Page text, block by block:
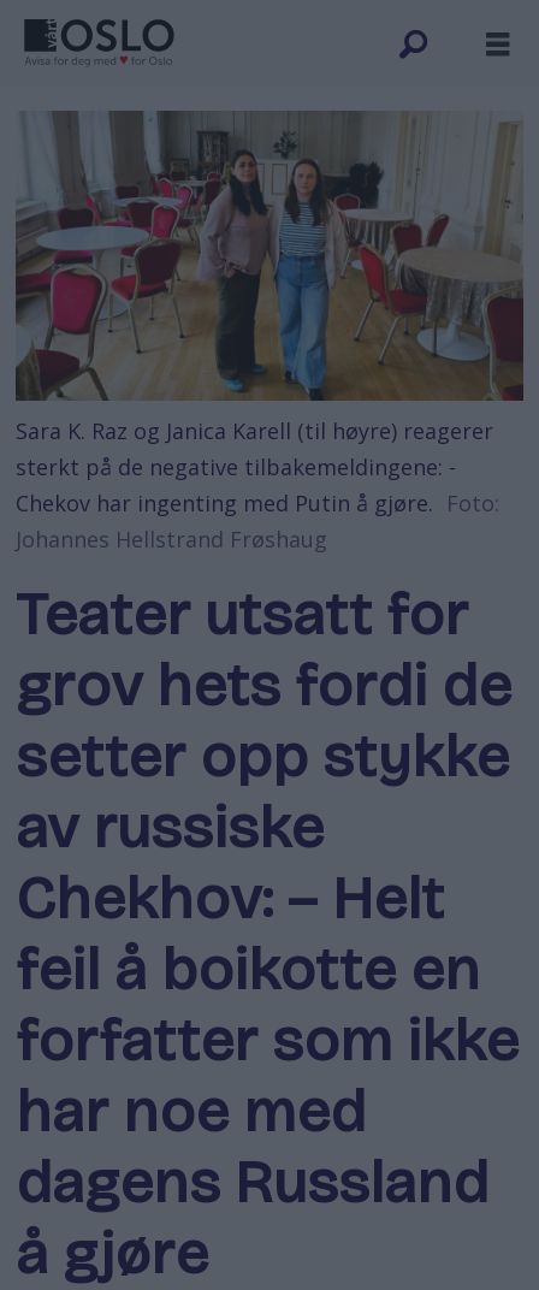
Sara K. Raz og Janica Karell (til høyre) reagerer
sterkt på de negative tilbakemeldingene: -
Chekov har ingenting med Putin å gjøre. Foto:
Johannes Hellstrand Frøshaug
Teater utsatt for
grov hets fordi de
setter opp stykke
av russiske
Chekhov: – Helt
feil å boikotte en
forfatter som ikke
har noe med
dagens Russland
å gjøre